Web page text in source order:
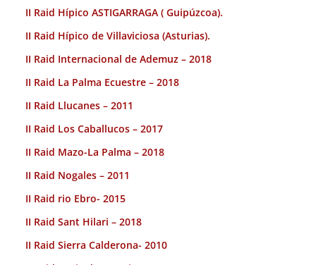
II Raid Hípico ASTIGARRAGA ( Guipúzcoa).
II Raid Hípico de Villaviciosa (Asturias).
II Raid Internacional de Ademuz – 2018
II Raid La Palma Ecuestre – 2018
II Raid Llucanes – 2011
II Raid Los Caballucos – 2017
II Raid Mazo-La Palma – 2018
II Raid Nogales – 2011
II Raid rio Ebro- 2015
II Raid Sant Hilari – 2018
II Raid Sierra Calderona- 2010